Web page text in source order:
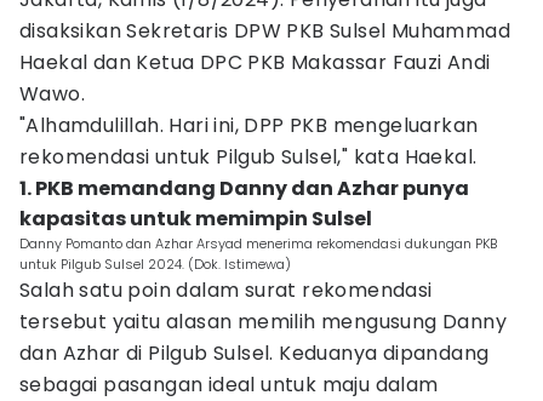
disaksikan Sekretaris DPW PKB Sulsel Muhammad
Haekal dan Ketua DPC PKB Makassar Fauzi Andi
Wawo.
"Alhamdulillah. Hari ini, DPP PKB mengeluarkan
rekomendasi untuk Pilgub Sulsel," kata Haekal.
1. PKB memandang Danny dan Azhar punya
kapasitas untuk memimpin Sulsel
Danny Pomanto dan Azhar Arsyad menerima rekomendasi dukungan PKB
untuk Pilgub Sulsel 2024. (Dok. Istimewa)
Salah satu poin dalam surat rekomendasi
tersebut yaitu alasan memilih mengusung Danny
dan Azhar di Pilgub Sulsel. Keduanya dipandang
sebagai pasangan ideal untuk maju dalam